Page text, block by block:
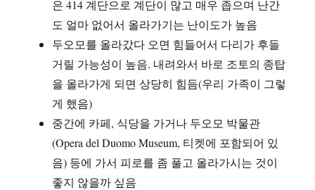
은 414 계단으로 계단이 많고 매우 좁으며 난간
도 얼마 없어서 올라가기는 난이도가 높음
두오모를 올라갔다 오면 힘들어서 다리가 후들
거릴 가능성이 높음. 내려와서 바로 조토의 종탑
을 올라가게 되면 상당히 힘듬(우리 가족이 그렇
게 했음)
중간에 카페, 식당을 가거나 두오모 박물관
(Opera del Duomo Museum, 티켓에 포함되어 있
음) 등에 가서 피로를 좀 풀고 올라가시는 것이
좋지 않을까 싶음